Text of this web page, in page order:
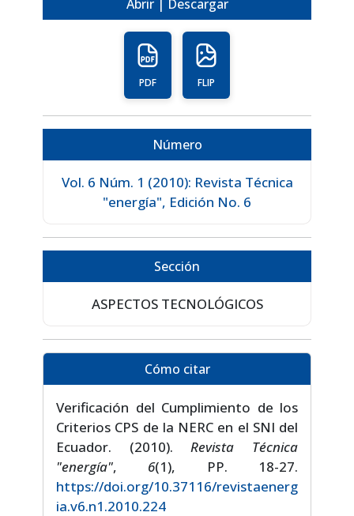
Abrir | Descargar
PDF FLIP
Número
Vol. 6 Núm. 1 (2010): Revista Técnica
"energía", Edición No. 6
Sección
ASPECTOS TECNOLÓGICOS
Cómo citar
Verificación del Cumplimiento de los
Criterios CPS de la NERC en el SNI del
Ecuador. (2010). Revista Técnica
"energía", 6(1), PP. 18-27.
https://doi.org/10.37116/revistaenerg
ia.v6.n1.2010.224